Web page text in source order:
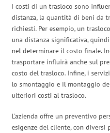
I costi di un trasloco sono
distanza, la quantità di beni da
richiesti. Per esempio, un
una distanza significativa,
nel determinare il costo finale.
trasportare influirà anche sul
costo del trasloco. Infine, i
lo smontaggio e il montaggio
ulteriori costi al trasloco.
L’azienda offre un preventivo
esigenze del cliente, con